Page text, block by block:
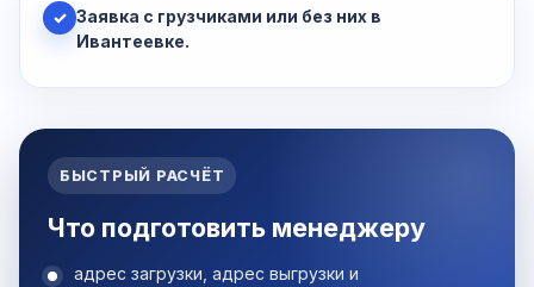
✓ Заявка с грузчиками или без них в
Ивантеевке.
БЫСТРЫЙ РАСЧЁТ
Что подготовить менеджеру
адрес загрузки, адрес выгрузки и